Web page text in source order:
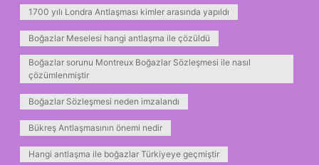
1700 yılı Londra Antlaşması kimler arasında yapıldı
Boğazlar Meselesi hangi antlaşma ile çözüldü
Boğazlar sorunu Montreux Boğazlar Sözleşmesi ile nasıl
çözümlenmiştir
Boğazlar Sözleşmesi neden imzalandı
Bükreş Antlaşmasının önemi nedir
Hangi antlaşma ile boğazlar Türkiyeye geçmiştir